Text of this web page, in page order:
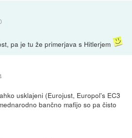
pa je tu že primerjava s Hitlerjem
usklajeni (Eurojust, Europol's EC3
bančno mafijo so pa čisto